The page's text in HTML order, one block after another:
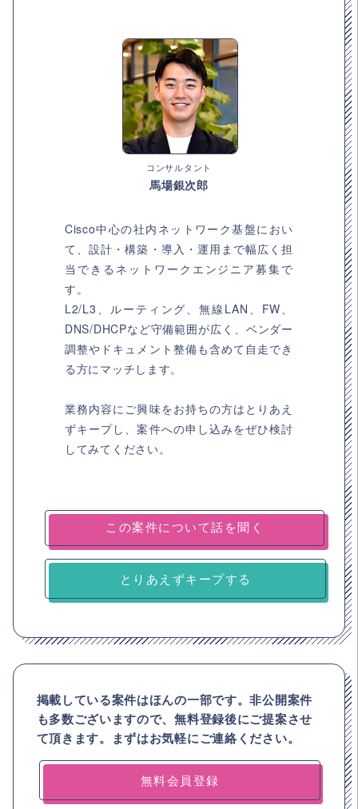
コンサルタント
馬場銀次郎
Cisco中心の社内ネットワーク基盤におい
て、設計・構築・導入・運用まで幅広く担
当できるネットワークエンジニア募集で
す。
L2/L3、ルーティング、無線LAN、FW、
DNS/DHCPなど守備範囲が広く、ベンダー
調整やドキュメント整備も含めて自走でき
る方にマッチします。
業務内容にご興味をお持ちの方はとりあえ
ずキープし、案件への申し込みをぜひ検討
してみてください。
とりあえずキープする
掲載している案件はほんの一部です。非公開案件
も多数ございますので、無料登録後にご提案させ
て頂きます。まずはお気軽にご連絡ください。
無料会員登録